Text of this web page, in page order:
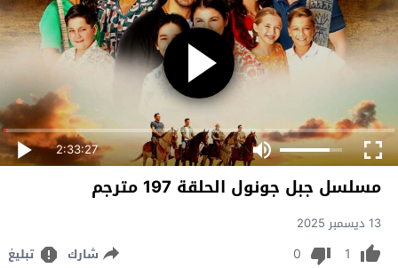
2:33:27
مسلسل جبل جونول الحلقة 197 مترجم
13 ديسمبر 2025
1
0 شارك تبليغ